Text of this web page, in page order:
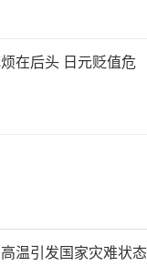
在后头 日元贬值危
温引发国家灾难状态